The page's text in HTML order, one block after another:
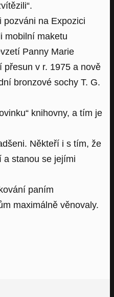
pozváni na Expozici
mobilní maketu
Panny Marie
v r. 1975 a nově
bronzové sochy T. G.
knihovny, a tím je
Někteří i s tím, že
a stanou se jejími
paním
maximálně věnovaly.